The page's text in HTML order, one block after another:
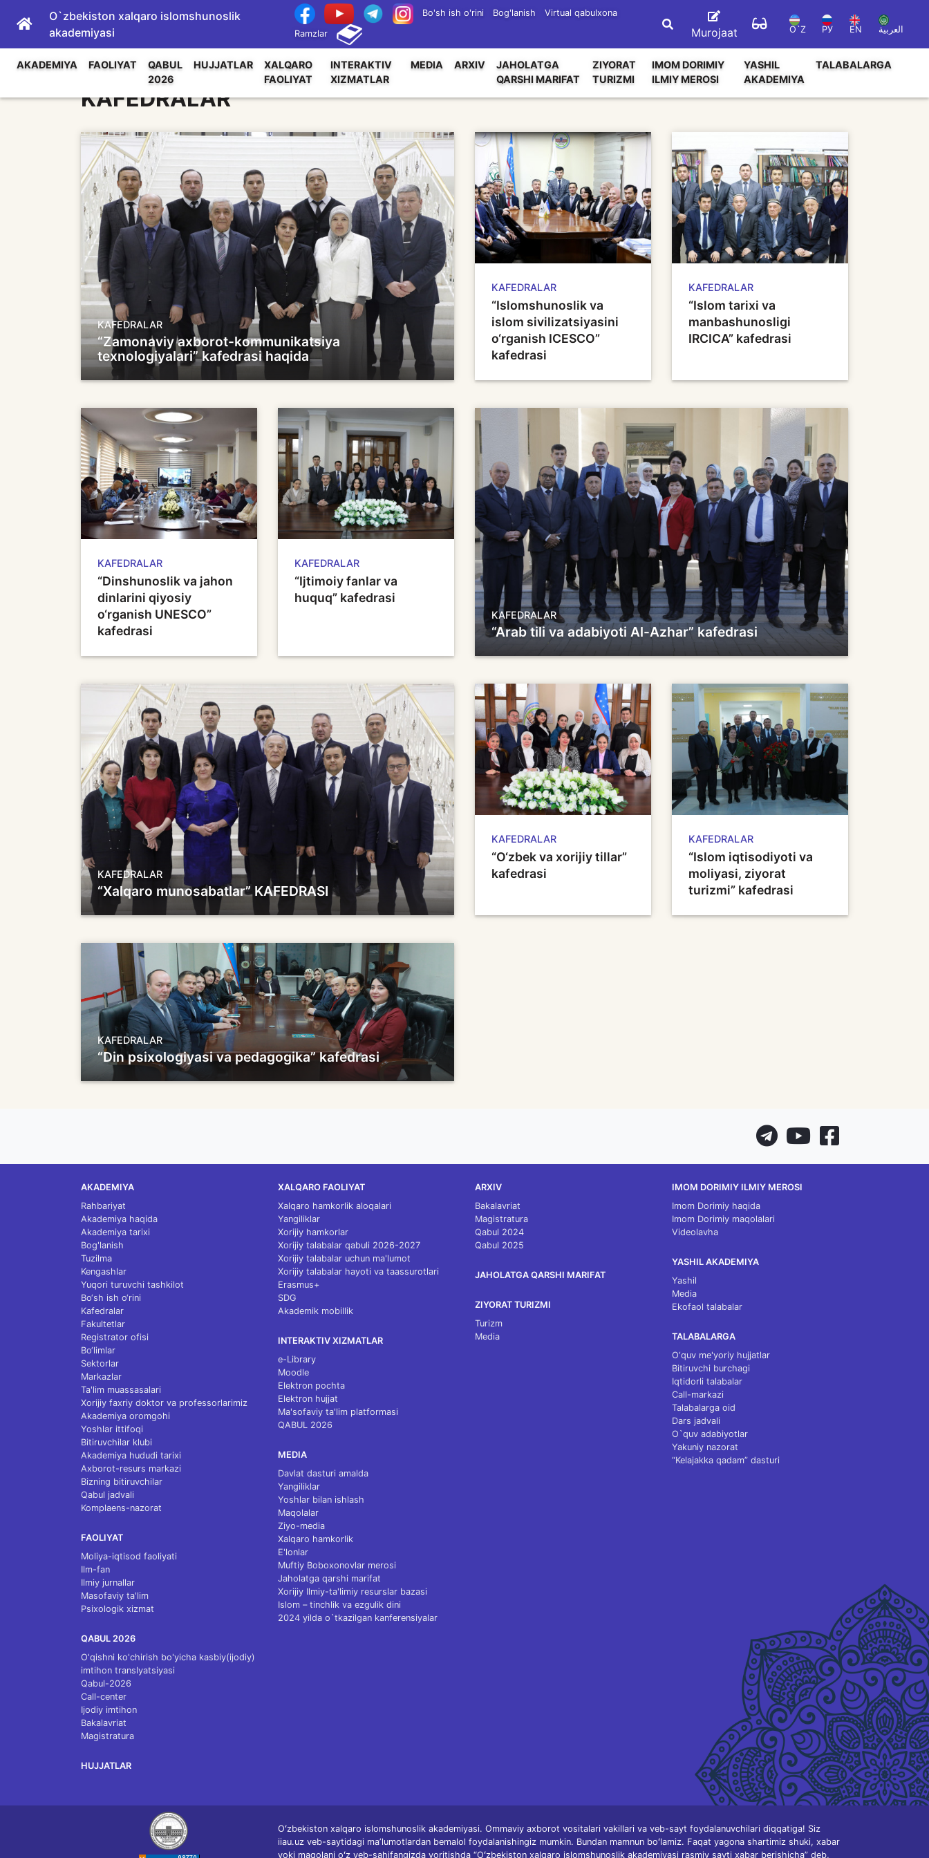
O`zbekiston xalqaro islomshunoslik
akademiyasi
Bo'sh ish o'rini Bog'lanish
Virtual qabulxona
Ramzlar
Murojaat O`Z РУ EN العربية
AKADEMIYA FAOLIYAT
QABUL
2026
HUJJATLAR
XALQARO
FAOLIYAT
INTERAKTIV
XIZMATLAR
MEDIA ARXIV
JAHOLATGA
QARSHI MARIFAT
ZIYORAT
TURIZMI
IMOM DORIMIY
ILMIY MEROSI
YASHIL
AKADEMIYA
TALABALARGA
KAFEDRALAR
KAFEDRALAR
“Zamonaviy axborot-kommunikatsiya
texnologiyalari” kafedrasi haqida
KAFEDRALAR
“Islomshunoslik va
islom sivilizatsiyasini
o‘rganish ICESCO”
kafedrasi
KAFEDRALAR
“Islom tarixi va
manbashunosligi
IRCICA” kafedrasi
KAFEDRALAR
“Arab tili va adabiyoti Al-Azhar” kafedrasi
KAFEDRALAR
“Dinshunoslik va jahon
dinlarini qiyosiy
o‘rganish UNESCO”
kafedrasi
KAFEDRALAR
“Ijtimoiy fanlar va
huquq” kafedrasi
KAFEDRALAR
“Xalqaro munosabatlar” KAFEDRASI
KAFEDRALAR
“O‘zbek va xorijiy tillar”
kafedrasi
KAFEDRALAR
“Islom iqtisodiyoti va
moliyasi, ziyorat
turizmi” kafedrasi
KAFEDRALAR
“Din psixologiyasi va pedagogika” kafedrasi
AKADEMIYA
Rahbariyat
Akademiya haqida
Akademiya tarixi
Bog'lanish
Tuzilma
Kengashlar
Yuqori turuvchi tashkilot
Bo‘sh ish o‘rini
Kafedralar
Fakultetlar
Registrator ofisi
Bo‘limlar
Sektorlar
Markazlar
Ta'lim muassasalari
Xorijiy faxriy doktor va professorlarimiz
Akademiya oromgohi
Yoshlar ittifoqi
Bitiruvchilar klubi
Akademiya hududi tarixi
Axborot-resurs markazi
Bizning bitiruvchilar
Qabul jadvali
Komplaens-nazorat
FAOLIYAT
Moliya-iqtisod faoliyati
Ilm-fan
Ilmiy jurnallar
Masofaviy ta'lim
Psixologik xizmat
QABUL 2026
O'qishni ko'chirish bo'yicha kasbiy(ijodiy)
imtihon translyatsiyasi
Qabul-2026
Call-center
Ijodiy imtihon
Bakalavriat
Magistratura
HUJJATLAR
XALQARO FAOLIYAT
Xalqaro hamkorlik aloqalari
Yangiliklar
Xorijiy hamkorlar
Xorijiy talabalar qabuli 2026-2027
Xorijiy talabalar uchun ma'lumot
Xorijiy talabalar hayoti va taassurotlari
Erasmus+
SDG
Akademik mobillik
INTERAKTIV XIZMATLAR
e-Library
Moodle
Elektron pochta
Elektron hujjat
Ma'sofaviy ta'lim platformasi
QABUL 2026
MEDIA
Davlat dasturi amalda
Yangiliklar
Yoshlar bilan ishlash
Maqolalar
Ziyo-media
Xalqaro hamkorlik
E'lonlar
Muftiy Boboxonovlar merosi
Jaholatga qarshi marifat
Xorijiy Ilmiy-ta'limiy resurslar bazasi
Islom – tinchlik va ezgulik dini
2024 yilda o`tkazilgan kanferensiyalar
ARXIV
Bakalavriat
Magistratura
Qabul 2024
Qabul 2025
JAHOLATGA QARSHI MARIFAT
ZIYORAT TURIZMI
Turizm
Media
IMOM DORIMIY ILMIY MEROSI
Imom Dorimiy haqida
Imom Dorimiy maqolalari
Videolavha
YASHIL AKADEMIYA
Yashil
Media
Ekofaol talabalar
TALABALARGA
O‘quv me'yoriy hujjatlar
Bitiruvchi burchagi
Iqtidorli talabalar
Call-markazi
Talabalarga oid
Dars jadvali
O`quv adabiyotlar
Yakuniy nazorat
“Kelajakka qadam” dasturi
Oʻzbekiston xalqaro islomshunoslik akademiyasi. Ommaviy axborot vositalari vakillari va veb-sayt foydalanuvchilari diqqatiga! Siz
iiau.uz veb-saytidagi maʼlumotlardan bemalol foydalanishingiz mumkin. Bundan mamnun boʻlamiz. Faqat yagona shartimiz shuki, xabar
yoki maqolani oʻz veb-sahifangizda yoritishda “Oʻzbekiston xalqaro islomshunoslik akademiyasi rasmiy sayti xabar berishicha” deb,